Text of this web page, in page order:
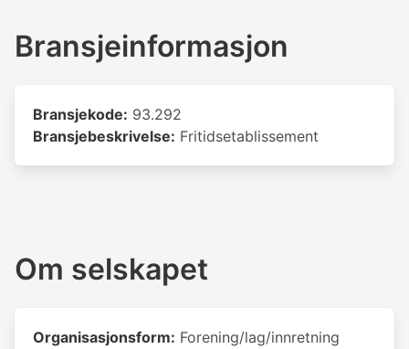
Bransjeinformasjon
Bransjekode: 93.292
Bransjebeskrivelse: Fritidsetablissement
Om selskapet
Organisasjonsform: Forening/lag/innretning